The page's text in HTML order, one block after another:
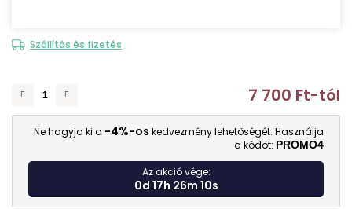
Szállítás és fizetés
7 700 Ft-tól
Ne hagyja ki a -4%-os kedvezmény lehetőségét. Használja
a kódot: PROMO4
Az akció vége:
0d 17h 26m 9s